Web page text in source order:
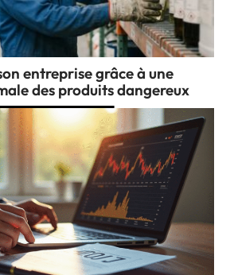
entreprise grâce à une
des produits dangereux